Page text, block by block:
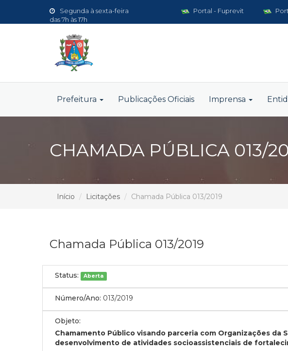
Segunda à sexta-feira
das 7h às 17h
Portal - Fuprevit
Prefeitura Publicações Oficiais Imprensa
CHAMADA PÚBLICA 013/
Início Licitações Chamada Pública 013/2019
Chamada Pública 013/2019
Status: Aberta
Número/Ano: 013/2019
Objeto:
Chamamento Público visando parceria com Organizações
desenvolvimento de atividades socioassistenciais de